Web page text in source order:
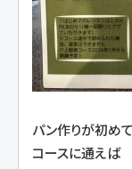
パン作りが初め
コースに通えば